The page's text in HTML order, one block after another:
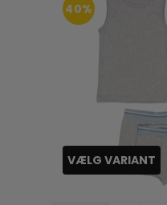
40%
VÆLG VARIANT